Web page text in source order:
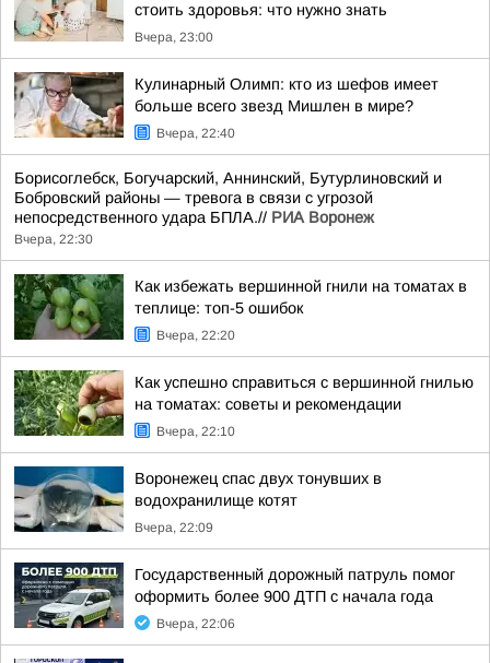
стоить здоровья: что нужно знать
Вчера, 23:00
Кулинарный Олимп: кто из шефов имеет
больше всего звезд Мишлен в мире?
Вчера, 22:40
Борисоглебск, Богучарский, Аннинский, Бутурлиновский и
Бобровский районы — тревога в связи с угрозой
непосредственного удара БПЛА.// РИА Воронеж
Вчера, 22:30
Как избежать вершинной гнили на томатах в
теплице: топ-5 ошибок
Вчера, 22:20
Как успешно справиться с вершинной гнилью
на томатах: советы и рекомендации
Вчера, 22:10
Воронежец спас двух тонувших в
водохранилище котят
Вчера, 22:09
Государственный дорожный патруль помог
оформить более 900 ДТП с начала года
Вчера, 22:06